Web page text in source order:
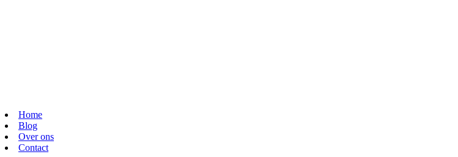
Home
Blog
Over ons
Contact